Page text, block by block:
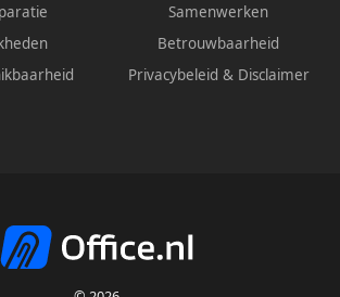
Samenwerken
Betrouwbaarheid
Privacybeleid & Disclaimer